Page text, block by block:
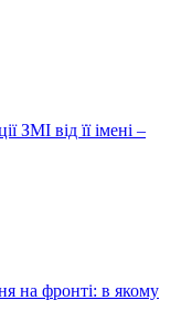
ЗМІ від її імені –
на фронті: в якому